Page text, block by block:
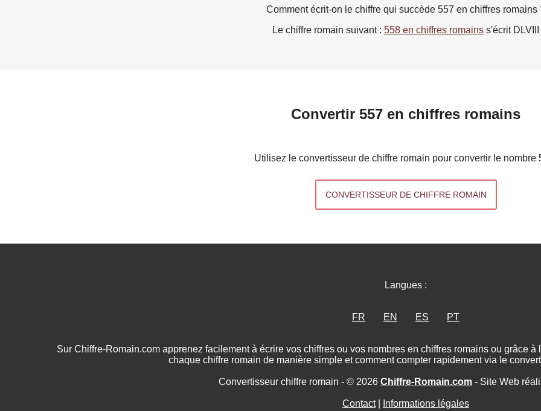
Comment écrit-on le chiffre qui succède 557 en chiffres romains
Le chiffre romain suivant : 558 en chiffres romains s'écrit DLVIII
Convertir 557 en chiffres romains
Utilisez le convertisseur de chiffre romain pour convertir le nombre
CONVERTISSEUR DE CHIFFRE ROMAIN
Langues :
FR EN ES PT
Sur Chiffre-Romain.com apprenez facilement à écrire vos chiffres ou vos nombres en chiffres romains ou grâce
chaque chiffre romain de manière simple et comment compter rapidement via le
Convertisseur chiffre romain - © 2026 Chiffre-Romain.com - Site Web
Contact| Informations légales